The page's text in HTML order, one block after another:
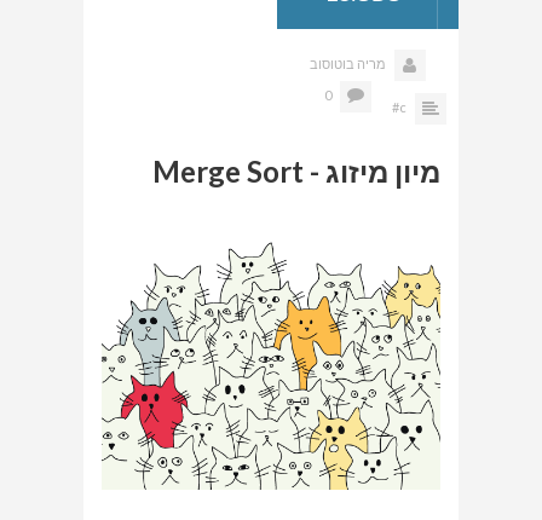
מריה בוטוסוב
c#
0
מיון מיזוג - Merge Sort